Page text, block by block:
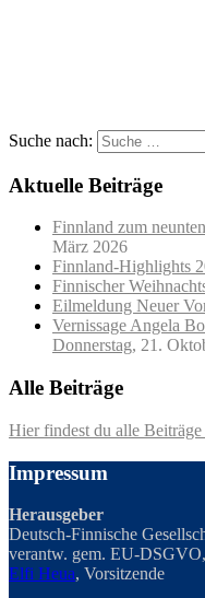
Suche nach:
Aktuelle Beiträge
Finnland zum
März 2026
Finnland-Highlights
Finnischer
Eilmeldung Neuer
Vernissage Angela
Donnerstag, 21.
Alle Beiträge
Hier findest du alle
Impressum
Herausgeber
Deutsch-Finnische
verantw. gem. EU-
Elfi Heua, Vorsitzende